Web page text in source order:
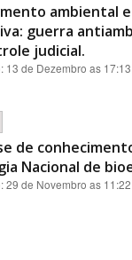
ambiental
guerra
judicial.
13 de Dezembro as 17:13
de
Nacional de
29 de Novembro as 11:22